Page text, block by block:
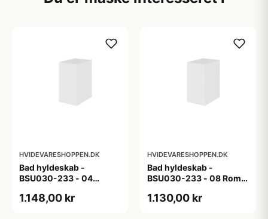
HVIDEVARESHOPPEN.DK
Bad hyldeskab -
BSU030-233 - 04
1.148,00 kr
HVIDEVARESHOPPEN.DK
Bad hyldeskab -
BSU030-233 - 08 Roma
1.130,00 kr